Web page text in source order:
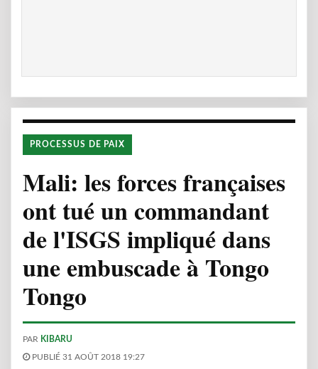
PROCESSUS DE PAIX
Mali: les forces françaises
ont tué un commandant
de l'ISGS impliqué dans
une embuscade à Tongo
Tongo
PAR KIBARU
PUBLIÉ 31 AOÛT 2018 19:27